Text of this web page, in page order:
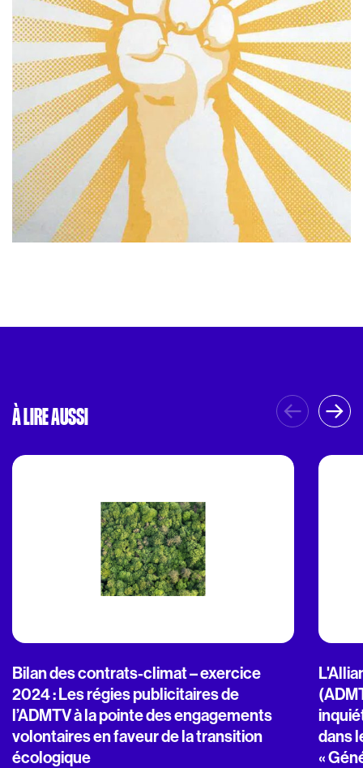
À LIRE AUSSI
Bilan des contrats-climat – exercice
2024 : Les régies publicitaires de
l’ADMTV à la pointe des engagements
volontaires en faveur de la transition
écologique
dans
«